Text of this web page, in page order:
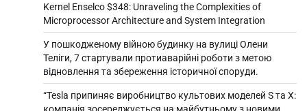
Kernel Enselco $348: Unraveling the Complexities of
Microprocessor Architecture and System Integration
У пошкодженому війною будинку на вулиці Олени
Теліги, 7 стартували протиаварійні роботи з метою
відновлення та збереження історичної споруди.
“Tesla припиняє виробництво культових моделей S та X: